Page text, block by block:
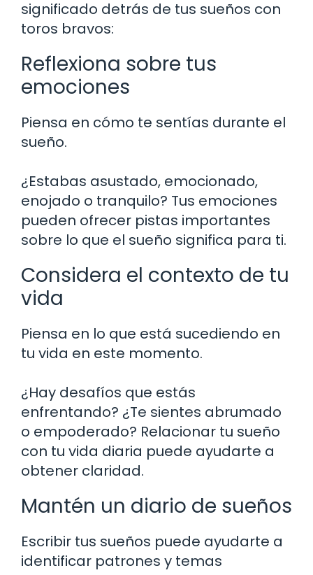
significado detrás de tus sueños con
toros bravos:
Reflexiona sobre tus
emociones
Piensa en cómo te sentías durante el
sueño.
¿Estabas asustado, emocionado,
enojado o tranquilo? Tus emociones
pueden ofrecer pistas importantes
sobre lo que el sueño significa para ti.
Considera el contexto de tu
vida
Piensa en lo que está sucediendo en
tu vida en este momento.
¿Hay desafíos que estás
enfrentando? ¿Te sientes abrumado
o empoderado? Relacionar tu sueño
con tu vida diaria puede ayudarte a
obtener claridad.
Mantén un diario de sueños
Escribir tus sueños puede ayudarte a
identificar patrones y temas